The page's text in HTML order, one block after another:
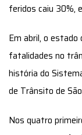
feridos caiu 30%,
Em abril, o estado
fatalidades no
história do
de Trânsito de
Nos quatro